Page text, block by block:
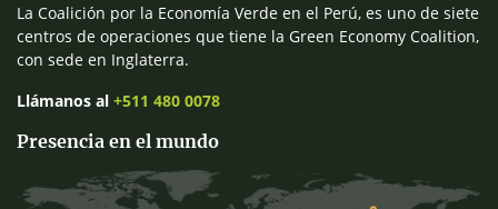
La Coalición por la Economía Verde en el Perú, es uno de siete
centros de operaciones que tiene la Green Economy Coalition,
con sede en Inglaterra.
Llámanos al +511 480 0078
Presencia en el mundo